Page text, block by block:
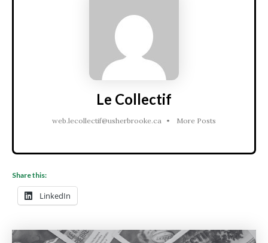
Le Collectif
web.lecollectif@usherbrooke.ca • More Posts
Share this:
LinkedIn